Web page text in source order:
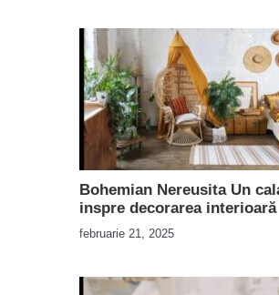
Bohemian Nereusita Un
inspre decorarea interioară
februarie 21, 2025